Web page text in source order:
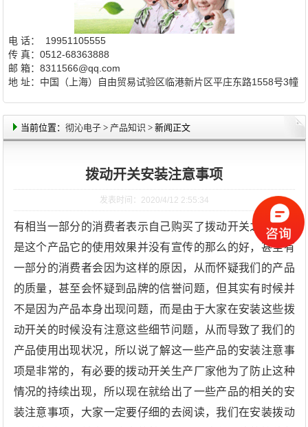
电 话： 19951105555
传 真：0512-68363888
邮 箱：8311566@qq.com
地 址：中国（上海）自由贸易试验区临港新片区平庄东路1558号3幢
当前位置： 彻沁电子> 产品知识 > 新闻正文
拨动开关安装注意事项
发表时间：2020/4/12 2:55:34
有相当一部分的消费者表示自己购买了拨动开关之后，但
是这个产品它的使用效果并没有宣传的那么的好，甚至有
一部分的消费者会因为这样的原因，从而怀疑我们的产品
的质量，甚至会怀疑到品牌的信誉问题，但其实有时候并
不是因为产品本身出现问题，而是由于大家在安装这些拨
动开关的时候没有注意这些细节问题，从而导致了我们的
产品使用出现状况，所以说了解这一些产品的安装注意事
项是非常的，有必要的拨动开关生产厂家他为了防止这种
情况的持续出现，所以现在就给出了一些产品的相关的安
装注意事项，大家一定要仔细的去阅读，我们在安装拨动